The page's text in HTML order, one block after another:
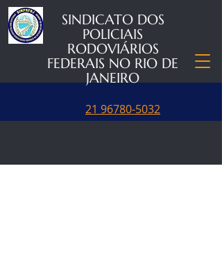
21 96780-5032
SINDICATO DOS
POLICIAIS
RODOVIÁRIOS
FEDERAIS NO RIO DE
JANEIRO